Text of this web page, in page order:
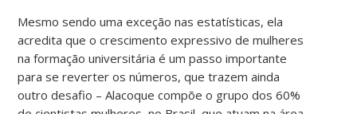
Mesmo sendo uma exceção nas estatísticas, ela
acredita que o crescimento expressivo de mulheres
na formação universitária é um passo importante
para se reverter os números, que trazem ainda
outro desafio – Alacoque compõe o grupo dos 60%